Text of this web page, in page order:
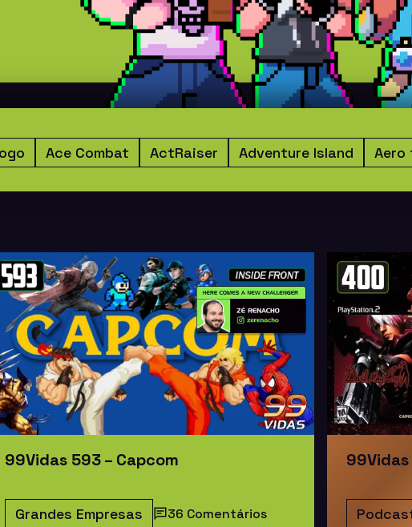
Ace Combat ActRaiser Adventure Island Aero
99Vidas 593 – Capcom
Grandes Empresas
36 Comentários